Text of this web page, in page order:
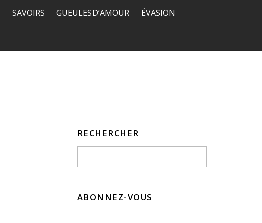
SAVOIRS GUEULES D’AMOUR ÉVASION
RECHERCHER
ABONNEZ-VOUS